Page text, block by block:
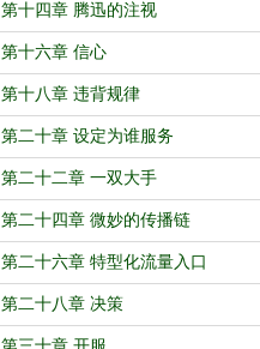
第十四章 腾迅的注视
第十六章 信心
第十八章 违背规律
第二十章 设定为谁服务
第二十二章 一双大手
第二十四章 微妙的传播链
第二十六章 特型化流量入口
第二十八章 决策